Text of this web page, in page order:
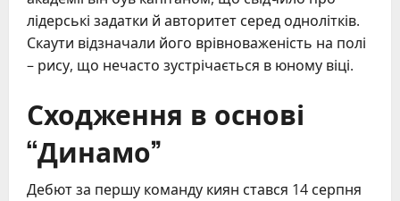
лідерські задатки й авторитет серед однолітків.
Скаути відзначали його врівноваженість на полі
– рису, що нечасто зустрічається в юному віці.
Сходження в основі
“Динамо”
Дебют за першу команду киян стався 14 серпня